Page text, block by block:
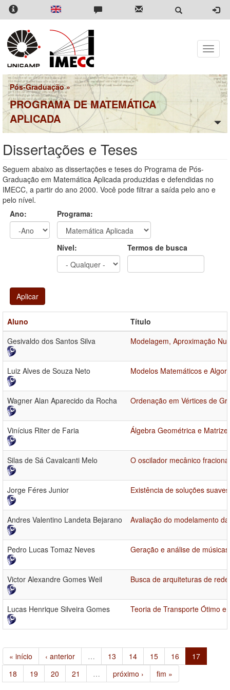
Pular
para
conteúdo
principal
Toggle
Pós-Graduação»
PROGRAMA DE MATEMÁTICA
APLICADA
Dissertações e Teses
Seguem abaixo as dissertações e teses do Programa de Pós-
Graduação em Matemática Aplicada produzidas e defendidas no
IMECC, a partir do ano 2000. Você pode filtrar a saída pelo ano e
pelo nível.
Ano:
Programa:
Nível: Termos de busca
Aplicar
Aluno
Título
Gesivaldo dos Santos Silva
Modelagem, Aproximação
Luiz Alves de Souza Neto Modelos Matemáticos e
Wagner Alan Aparecido da Rocha Ordenação em Vértices de
Vinícius Riter de Faria Álgebra Geométrica e
Silas de Sá Cavalcanti Melo O oscilador mecânico
Jorge Féres Junior Existência de soluções
Andres Valentino Landeta Bejarano Avaliação do modelamento
Pedro Lucas Tomaz Neves Geração e análise de
Victor Alexandre Gomes Weil Busca de arquiteturas de
Lucas Henrique Silveira Gomes Teoria de Transporte Ótimo
« início ‹ anterior … 13 14 15 16
17
18
19 20 21 … próximo › fim »